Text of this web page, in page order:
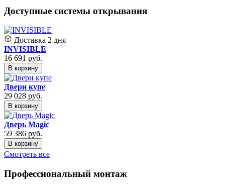
Доступные системы открывания
Доставка 2 дня
INVISIBLE
16 691 руб.
В корзину
Двери купе
29 028 руб.
В корзину
Дверь Magic
59 386 руб.
В корзину
Смотреть все
Профессиональный монтаж